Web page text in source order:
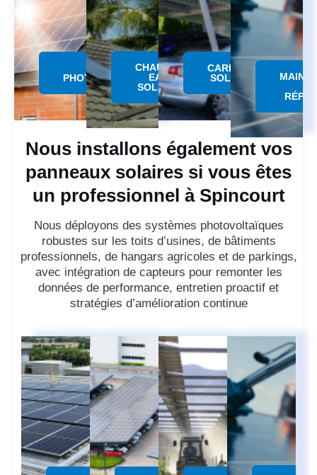
PANNEAU
PHOTOVOLTAÏQUE
CHAUFFE
EAU
SOLAIRE
CARPORT
SOLAIRE
Nous installons également vos
panneaux solaires si vous êtes
un professionnel à Spincourt
Nous déployons des systèmes photovoltaïques
robustes sur les toits d’usines, de bâtiments
professionnels, de hangars agricoles et de parkings,
avec intégration de capteurs pour remonter les
données de performance, entretien proactif et
stratégies d’amélioration continue